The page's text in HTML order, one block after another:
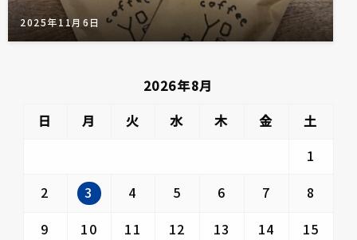
2025年11月6日
2026年8月
日
月 火 水 木 金
土
1
2
3 4 5 6 7
8
9
10 11 12 13 14
15